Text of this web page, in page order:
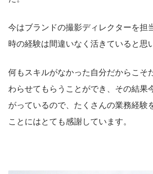
今はブランドの撮影ディレクターを担
時の経験は間違いなく活きていると思
何もスキルがなかった自分だからこそ
わらせてもらうことができ、その結果
がっているので、たくさんの業務経験
ことにはとても感謝しています。